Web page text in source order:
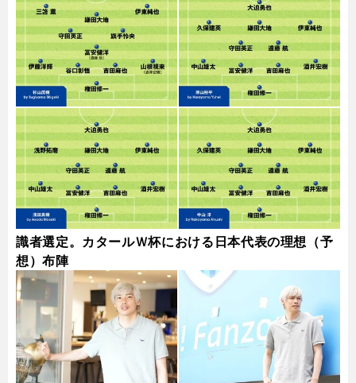
識者選定。カタールＷ杯における日本代表の理想（予
想）布陣